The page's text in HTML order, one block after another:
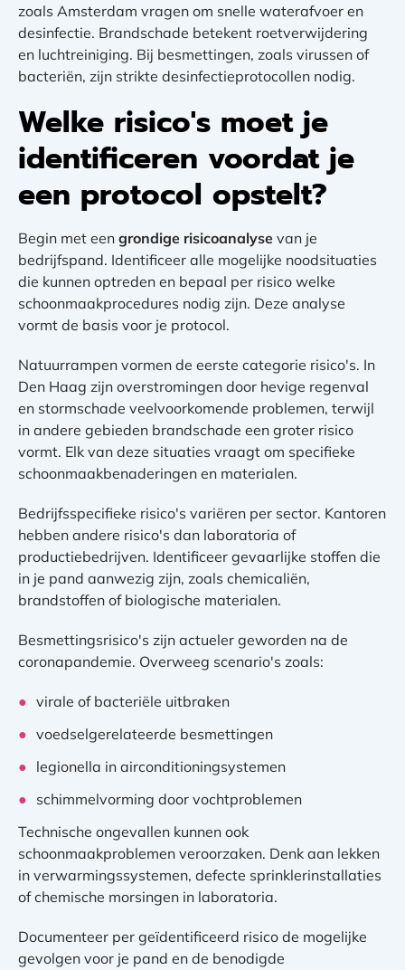
zoals Amsterdam vragen om snelle waterafvoer en
desinfectie. Brandschade betekent roetverwijdering
en luchtreiniging. Bij besmettingen, zoals virussen of
bacteriën, zijn strikte desinfectieprotocollen nodig.
Welke risico's moet je
identificeren voordat je
een protocol opstelt?
Begin met een grondige risicoanalyse van je
bedrijfspand. Identificeer alle mogelijke noodsituaties
die kunnen optreden en bepaal per risico welke
schoonmaakprocedures nodig zijn. Deze analyse
vormt de basis voor je protocol.
Natuurrampen vormen de eerste categorie risico's. In
Den Haag zijn overstromingen door hevige regenval
en stormschade veelvoorkomende problemen, terwijl
in andere gebieden brandschade een groter risico
vormt. Elk van deze situaties vraagt om specifieke
schoonmaakbenaderingen en materialen.
Bedrijfsspecifieke risico's variëren per sector. Kantoren
hebben andere risico's dan laboratoria of
productiebedrijven. Identificeer gevaarlijke stoffen die
in je pand aanwezig zijn, zoals chemicaliën,
brandstoffen of biologische materialen.
Besmettingsrisico's zijn actueler geworden na de
coronapandemie. Overweeg scenario's zoals:
virale of bacteriële uitbraken
voedselgerelateerde besmettingen
legionella in airconditioningsystemen
schimmelvorming door vochtproblemen
Technische ongevallen kunnen ook
schoonmaakproblemen veroorzaken. Denk aan lekken
in verwarmingssystemen, defecte sprinklerinstallaties
of chemische morsingen in laboratoria.
Documenteer per geïdentificeerd risico de mogelijke
gevolgen voor je pand en de benodigde